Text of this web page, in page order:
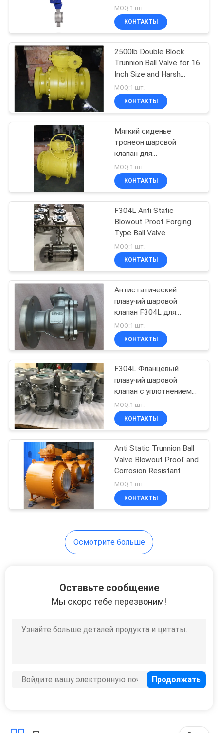
ЗАПРОСИТЕ
КАРТА
САЙТА
PRIVACY
POLICY
систем высокого
давления
MOQ:1 шт.
КОНТАКТЫ
2500lb Double Block
Trunnion Ball Valve for 16
Inch Size and Harsh
Environments
MOQ:1 шт.
КОНТАКТЫ
Мягкий сиденье
тронеон шаровой
клапан для
антистатических
приложений и
кровотечения
MOQ:1 шт.
КОНТАКТЫ
F304L Anti Static
Blowout Proof Forging
Type Ball Valve
MOQ:1 шт.
КОНТАКТЫ
Антистатический
плавучий шаровой
клапан F304L для
промышленности
MOQ:1 шт.
КОНТАКТЫ
F304L Фланцевый
плавучий шаровой
клапан с уплотнением
вниз по течению для
промышленной
эксплуатации
MOQ:1 шт.
КОНТАКТЫ
Anti Static Trunnion Ball
Valve Blowout Proof and
Corrosion Resistant
MOQ:1 шт.
КОНТАКТЫ
Осмотрите больше
Оставьте сообщение
Мы скоро тебе перезвоним!